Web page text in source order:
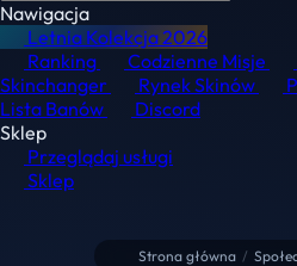
Nawigacja
Letnia Kolekcja2026
Ranking
Codzienne Misje
Skinchanger
Rynek Skinów
Lista Banów
Discord
Sklep
Przeglądaj usługi
Sklep
Strona główna /